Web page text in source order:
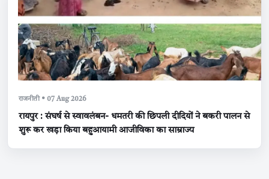
राजनीती • 07 Aug 2026
रायपुर : संघर्ष से स्वावलंबन- धमतरी की छिपली दीदियों ने बकरी पालन से
शुरू कर खड़ा किया बहुआयामी आजीविका का साम्राज्य